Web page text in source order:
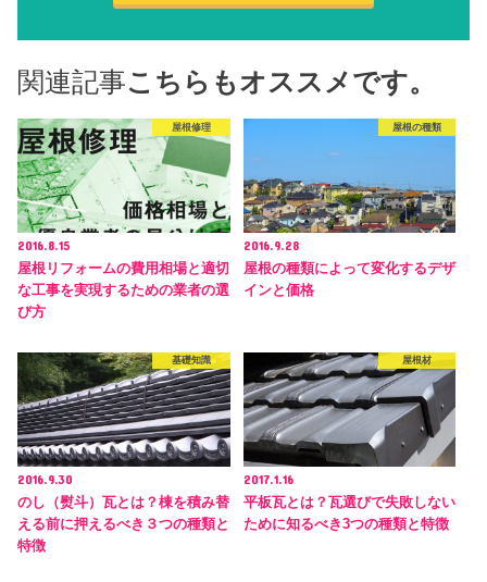
関連記事こちらもオススメです。
屋根修理
2016.8.15
屋根リフォームの費用相場と適切
な工事を実現するための業者の選
び方
屋根の種類
2016.9.28
屋根の種類によって変化するデザ
インと価格
基礎知識
2016.9.30
のし（熨斗）瓦とは？棟を積み替
える前に押えるべき３つの種類と
特徴
屋根材
2017.1.16
平板瓦とは？瓦選びで失敗しない
ために知るべき3つの種類と特徴